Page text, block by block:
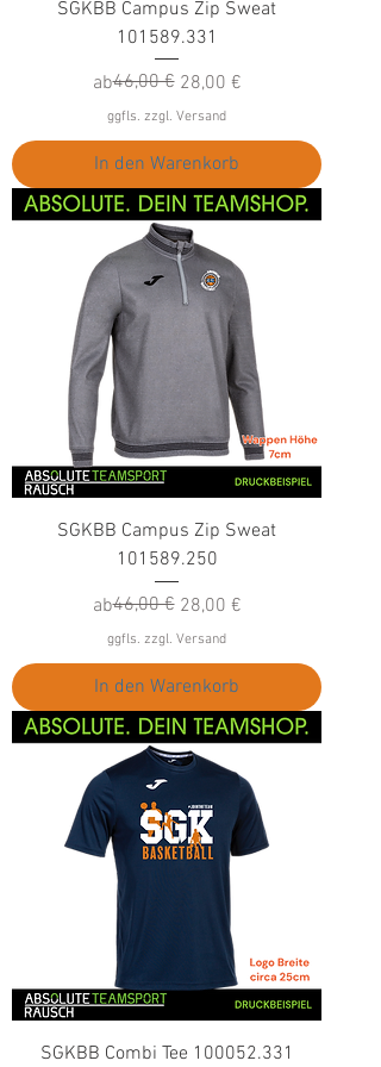
SGKBB Campus Zip Sweat
101589.331
ab
Standardpreis
46,00 € 28,00 €
Sale-Preis
ggfls. zzgl. Versand
In den Warenkorb
SGKBB Campus Zip Sweat
101589.250
ab
Standardpreis
46,00 € 28,00 €
Sale-Preis
ggfls. zzgl. Versand
In den Warenkorb
SGKBB Combi Tee 100052.331